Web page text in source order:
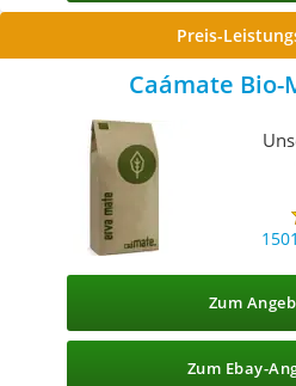
Preis-
Caámate Bio-
Zum
Zum Ebay-